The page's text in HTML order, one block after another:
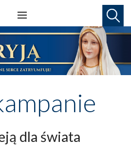
dla świata